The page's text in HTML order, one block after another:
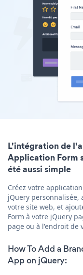
L'intégration de
Application Form
été aussi simple
Créez votre
jQuery personnalisée,
votre site web, et
Form à votre jQuery
page ou à l'endroit de
How To Add a
App on jQuery: